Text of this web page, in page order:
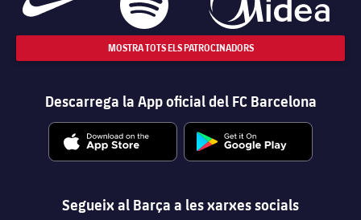
MOSTRA TOTS ELS PATROCINADORS
Descarrega la App oficial del FC Barcelona
Segueix al Barça a les xarxes socials